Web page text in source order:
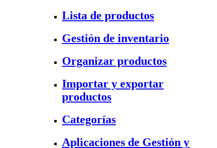
Lista de productos
Gestión de inventario
Organizar productos
Importar y exportar
productos
Categorías
Aplicaciones de Gestión y